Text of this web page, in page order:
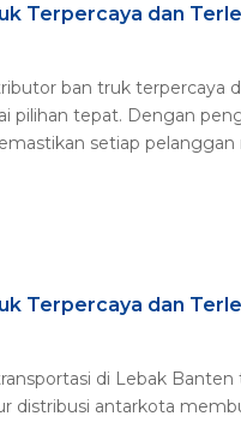
Terpercaya dan
ban truk terpercaya
pilihan tepat. Dengan
setiap
Terpercaya dan
di Lebak
distribusi antarkota